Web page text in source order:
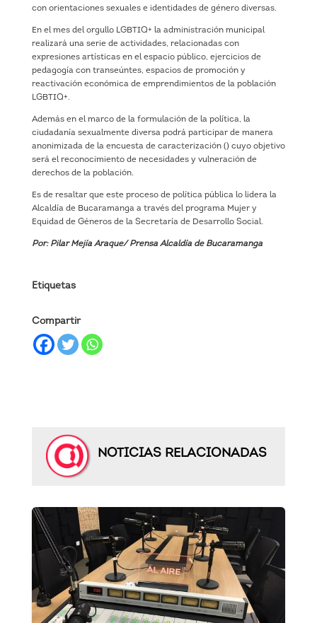
con orientaciones sexuales e identidades de género diversas.
En el mes del orgullo LGBTIQ+ la administración municipal
realizará una serie de actividades, relacionadas con
expresiones artísticas en el espacio público, ejercicios de
pedagogía con transeúntes, espacios de promoción y
reactivación económica de emprendimientos de la población
LGBTIQ+.
Además en el marco de la formulación de la política, la
ciudadanía sexualmente diversa podrá participar de manera
anonimizada de la encuesta de caracterización () cuyo objetivo
será el reconocimiento de necesidades y vulneración de
derechos de la población.
Es de resaltar que este proceso de política pública lo lidera la
Alcaldía de Bucaramanga a través del programa Mujer y
Equidad de Géneros de la Secretaría de Desarrollo Social.
Por: Pilar Mejía Araque/ Prensa Alcaldía de Bucaramanga
Etiquetas
Compartir
NOTICIAS RELACIONADAS